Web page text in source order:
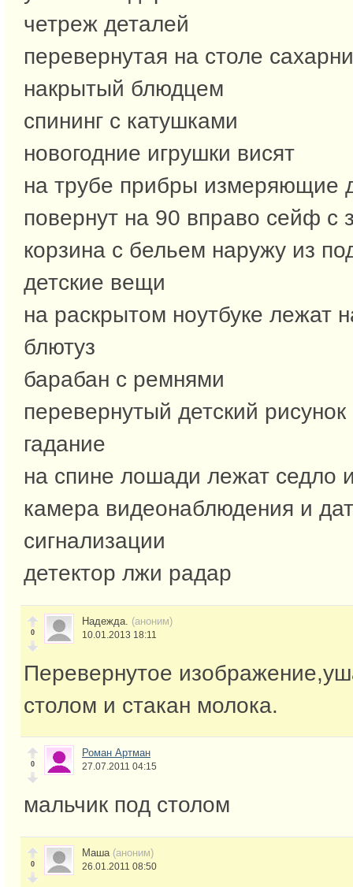
четреж деталей
перевернутая на столе
накрытый блюдцем
спининг с катушками
новогодние игрушки висят
на трубе прибры измеряющие
повернут на 90 вправо сейф с
корзина с бельем наружу из
детские вещи
на раскрытом ноутбуке лежат
блютуз
барабан с ремнями
перевернутый детский рисунок
гадание
на спине лошади лежат седло
камера видеонаблюдения и
сигнализации
детектор лжи радар
0
Надежда. (аноним)
10.01.2013 18:11
Перевернутое
столом и стакан молока.
0
Роман Артман
27.07.2011 04:15
мальчик под столом
0
Маша (аноним)
26.01.2011 08:50